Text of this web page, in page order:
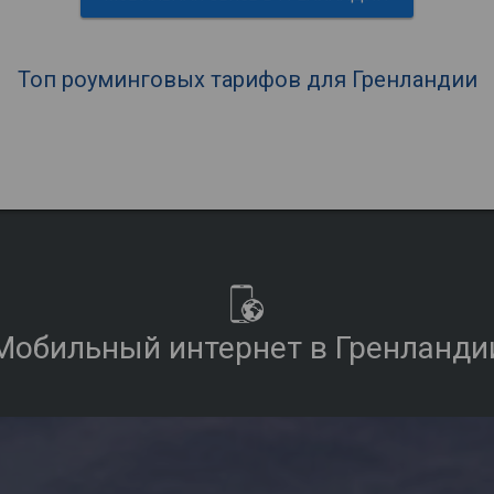
Топ роуминговых тарифов для Гренландии
интернет в